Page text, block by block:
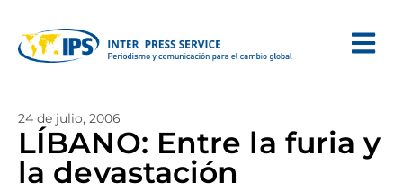
24 de julio, 2006
LÍBANO: Entre la furia y
la devastación